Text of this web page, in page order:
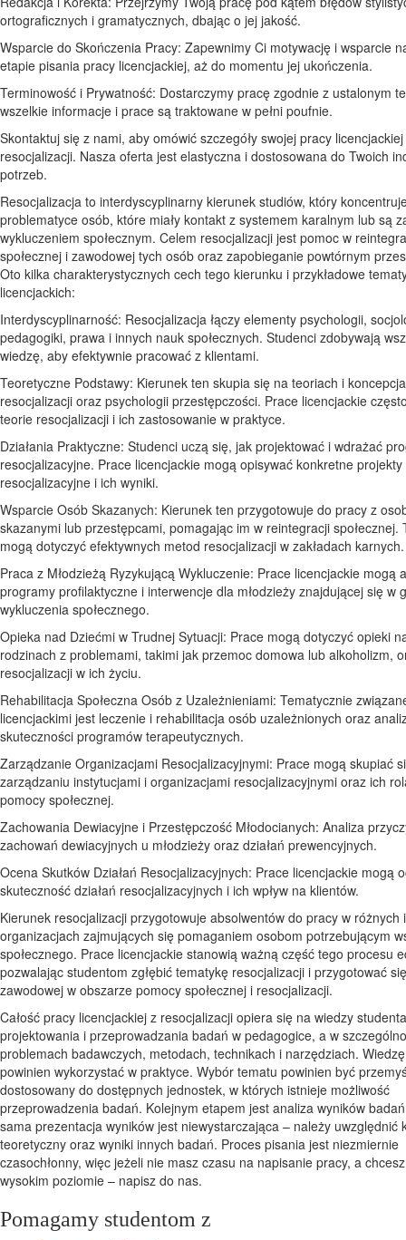
ortograficznych i gramatycznych, dbając o jej jakość.
Wsparcie do Skończenia Pracy: Zapewnimy Ci motywację i wsparcie
etapie pisania pracy licencjackiej, aż do momentu jej ukończenia.
Terminowość i Prywatność: Dostarczymy pracę zgodnie z ustalonym
wszelkie informacje i prace są traktowane w pełni poufnie.
Skontaktuj się z nami, aby omówić szczegóły swojej pracy
resocjalizacji. Nasza oferta jest elastyczna i dostosowana do Twoich
potrzeb.
Resocjalizacja to interdyscyplinarny kierunek studiów, który
problematyce osób, które miały kontakt z systemem karalnym lub są
wykluczeniem społecznym. Celem resocjalizacji jest pomoc w
społecznej i zawodowej tych osób oraz zapobieganie powtórnym
Oto kilka charakterystycznych cech tego kierunku i przykładowe
licencjackich:
Interdyscyplinarność: Resocjalizacja łączy elementy psychologii,
pedagogiki, prawa i innych nauk społecznych. Studenci zdobywają
wiedzę, aby efektywnie pracować z klientami.
Teoretyczne Podstawy: Kierunek ten skupia się na teoriach i
resocjalizacji oraz psychologii przestępczości. Prace licencjackie
teorie resocjalizacji i ich zastosowanie w praktyce.
Działania Praktyczne: Studenci uczą się, jak projektować i wdrażać
resocjalizacyjne. Prace licencjackie mogą opisywać konkretne projekty
resocjalizacyjne i ich wyniki.
Wsparcie Osób Skazanych: Kierunek ten przygotowuje do pracy z
skazanymi lub przestępcami, pomagając im w reintegracji społecznej.
mogą dotyczyć efektywnych metod resocjalizacji w zakładach karnych.
Praca z Młodzieżą Ryzykującą Wykluczenie: Prace licencjackie mogą
programy profilaktyczne i interwencje dla młodzieży znajdującej się w
wykluczenia społecznego.
Opieka nad Dziećmi w Trudnej Sytuacji: Prace mogą dotyczyć opieki
rodzinach z problemami, takimi jak przemoc domowa lub alkoholizm,
resocjalizacji w ich życiu.
Rehabilitacja Społeczna Osób z Uzależnieniami: Tematycznie
licencjackimi jest leczenie i rehabilitacja osób uzależnionych oraz
skuteczności programów terapeutycznych.
Zarządzanie Organizacjami Resocjalizacyjnymi: Prace mogą skupiać
zarządzaniu instytucjami i organizacjami resocjalizacyjnymi oraz ich
pomocy społecznej.
Zachowania Dewiacyjne i Przestępczość Młodocianych: Analiza
zachowań dewiacyjnych u młodzieży oraz działań prewencyjnych.
Ocena Skutków Działań Resocjalizacyjnych: Prace licencjackie mogą
skuteczność działań resocjalizacyjnych i ich wpływ na klientów.
Kierunek resocjalizacji przygotowuje absolwentów do pracy w różnych
organizacjach zajmujących się pomaganiem osobom potrzebującym
społecznego. Prace licencjackie stanowią ważną część tego procesu
pozwalając studentom zgłębić tematykę resocjalizacji i przygotować
zawodowej w obszarze pomocy społecznej i resocjalizacji.
Całość pracy licencjackiej z resocjalizacji opiera się na wiedzy
projektowania i przeprowadzania badań w pedagogice, a w
problemach badawczych, metodach, technikach i narzędziach.
powinien wykorzystać w praktyce. Wybór tematu powinien być
dostosowany do dostępnych jednostek, w których istnieje możliwość
przeprowadzenia badań. Kolejnym etapem jest analiza wyników
sama prezentacja wyników jest niewystarczająca – należy uwzględnić
teoretyczny oraz wyniki innych badań. Proces pisania jest niezmiernie
czasochłonny, więc jeżeli nie masz czasu na napisanie pracy, a
wysokim poziomie – napisz do nas.
Pomagamy studentom z